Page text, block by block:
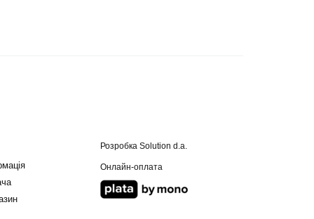
Розробка Solution d.a.
Онлайн-оплата